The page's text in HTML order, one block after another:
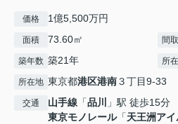
価格 1億5,500万円
面積 73.60㎡ 間
築年数 築21年 所
所在地 東京都港区港南３丁目9-33
交通 山手線 「品川
」駅 徒歩15分
東京モノレール「天王洲アイ